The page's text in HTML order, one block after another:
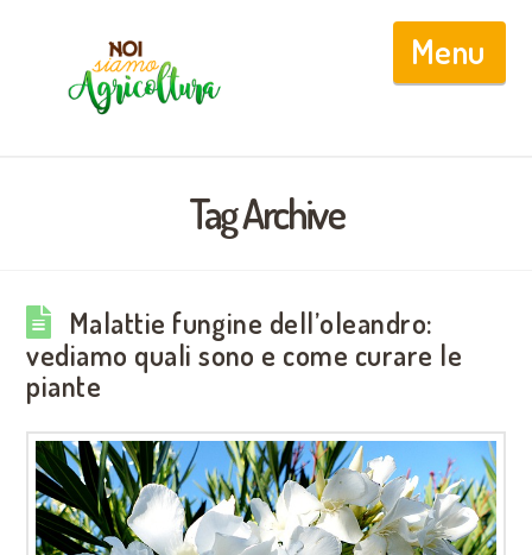
Tag Archive
Malattie fungine dell’oleandro:
vediamo quali sono e come curare le
piante